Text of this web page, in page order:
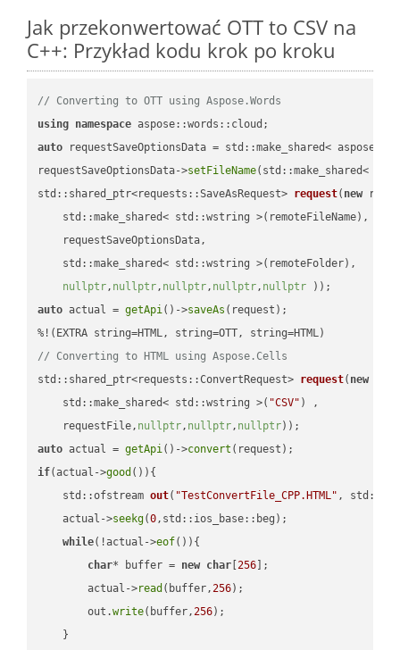
Jak przekonwertować OTT to CSV na
C++: Przykład kodu krok po kroku
// Converting to OTT using Aspose.Words
using namespace
auto requestSaveOptionsData = std::make_shared<
requestSaveOptionsData->setFileName(std::make_shared<
std::shared_ptr<requests::SaveAsRequest> request( new
    std::make_shared< std::wstring >(remoteFileName),
    requestSaveOptionsData,
    std::make_shared< std::wstring >(remoteFolder),
nullptr, nullptr, nullptr, nullptr, nullptr ))
auto actual = getApi()->saveAs (request);
// Converting to HTML using Aspose.Cells
std::shared_ptr<requests::ConvertRequest> request( new
    std::make_shared< std::wstring >(
"CSV" ) ,
    requestFile,
nullptr, nullptr, nullptr))
auto actual = getApi()->convert
if(actual->good ()){
std::ofstream out( "TestConvertFile_CPP.HTML" ,
    actual->
seekg(0,std::ios_base::beg);
while(!actual->eof()){
char* buffer = new char [256 ];
        actual->
read (buffer,256);
        out.
write(buffer,256);
    }